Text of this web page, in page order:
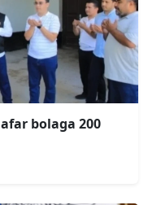
bolaga 200